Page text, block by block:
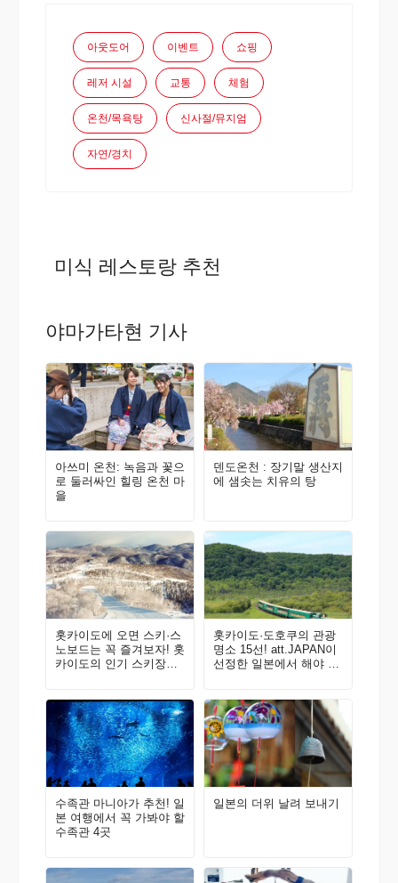
아웃도어 이벤트 쇼핑
레저 시설 교통 체험
온천/목욕탕 신사절/뮤지엄
자연/경치
미식 레스토랑 추천
야마가타현 기사
아쓰미 온천: 녹음과 꽃으
로 둘러싸인 힐링 온천 마
을
덴도온천 : 장기말 생산지
에 샘솟는 치유의 탕
홋카이도에 오면 스키·스
노보드는 꼭 즐겨보자! 홋
카이도의 인기 스키장을
홋카이도·도호쿠의 관광
명소 15선! att.JAPAN이
선정한 일본에서 해야 할
수족관 마니아가 추천! 일
본 여행에서 꼭 가봐야 할
수족관 4곳
일본의 더위 날려 보내기